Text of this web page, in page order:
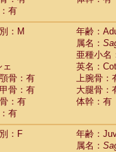
Cercopithecus
Cercopithecus
Cercopithecus
Cercopithecusspp.(0)
Chlorocebus
Chlorocebus
Erythrocebus patas
Miopithecus talapoin
Cercopithecinae spp.
Colobus angolensis
Colobus guereza (0)
Colobus polykomos
有
：M
年齢：
属名：
亜種小名
英名：
骨：有
上腕骨：
骨：有
大腿骨：
：有
体幹：有
有
：F
年齢：
属名：